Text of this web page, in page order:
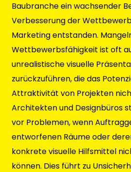
Baubranche ein wachsender
Verbesserung der
Marketing entstanden.
Wettbewerbsfähigkeit ist oft
unrealistische visuelle
zurückzuführen, die das
Attraktivität von Projekten
Architekten und Designbüros
vor Problemen, wenn
entworfenen Räume oder
konkrete visuelle Hilfsmittel
können. Dies führt zu